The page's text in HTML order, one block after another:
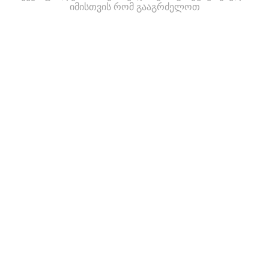
იმისთვის რომ გააგრძელოთ